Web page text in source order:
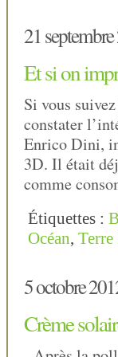
21
Et si on
Si vous
constater
Enrico Dini,
3D. Il était
comme
Étiquettes :
Océan, Terre
5 octobre
Crème